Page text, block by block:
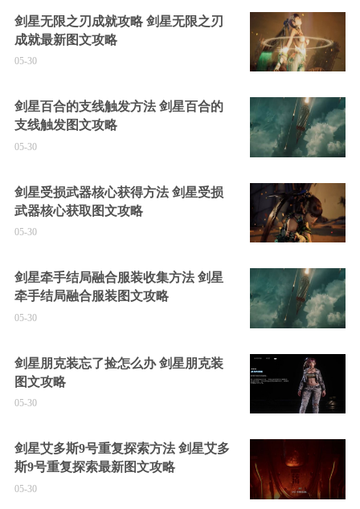
剑星无限之刃成就攻略 剑星无限之刃
成就最新图文攻略
05-30
剑星百合的支线触发方法 剑星百合的
支线触发图文攻略
05-30
剑星受损武器核心获得方法 剑星受损
武器核心获取图文攻略
05-30
剑星牵手结局融合服装收集方法 剑星
牵手结局融合服装图文攻略
05-30
剑星朋克装忘了捡怎么办 剑星朋克装
图文攻略
05-30
剑星艾多斯9号重复探索方法 剑星艾多
斯9号重复探索最新图文攻略
05-30